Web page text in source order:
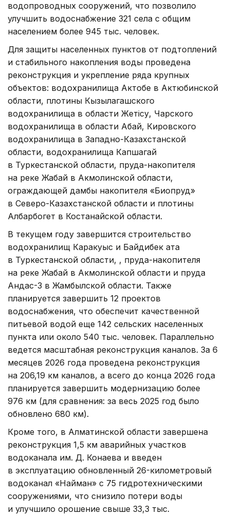
водопроводных сооружений, что позволило
улучшить водоснабжение 321 села с общим
населением более 945 тыс. человек.
Для защиты населенных пунктов от подтоплений
и стабильного накопления воды проведена
реконструкция и укрепление ряда крупных
объектов: водохранилища Актобе в Актюбинской
области, плотины Кызылагашского
водохранилища в области Жетісу, Чарского
водохранилища в области Абай, Кировского
водохранилища в Западно-Казахстанской
области, водохранилища Капшагай
в Туркестанской области, пруда-накопителя
на реке Жабай в Акмолинской области,
ограждающей дамбы накопителя «Биопруд»
в Северо-Казахстанской области и плотины
Албарбогет в Костанайской области.
В текущем году завершится строительство
водохранилищ Каракуыс и Байдибек ата
в Туркестанской области, , пруда-накопителя
на реке Жабай в Акмолинской области и пруда
Андас-3 в Жамбылской области. Также
планируется завершить 12 проектов
водоснабжения, что обеспечит качественной
питьевой водой еще 142 сельских населенных
пункта или около 540 тыс. человек. Параллельно
ведется масштабная реконструкция каналов. За 6
месяцев 2026 года проведена реконструкция
на 206,19 км каналов, а всего до конца 2026 года
планируется завершить модернизацию более
976 км (для сравнения: за весь 2025 год было
обновлено 680 км).
Кроме того, в Алматинской области завершена
реконструкция 1,5 км аварийных участков
водоканала им. Д. Конаева и введен
в эксплуатацию обновленный 26-километровый
водоканал «Найман» с 75 гидротехническими
сооружениями, что снизило потери воды
и улучшило орошение свыше 33,3 тыс.